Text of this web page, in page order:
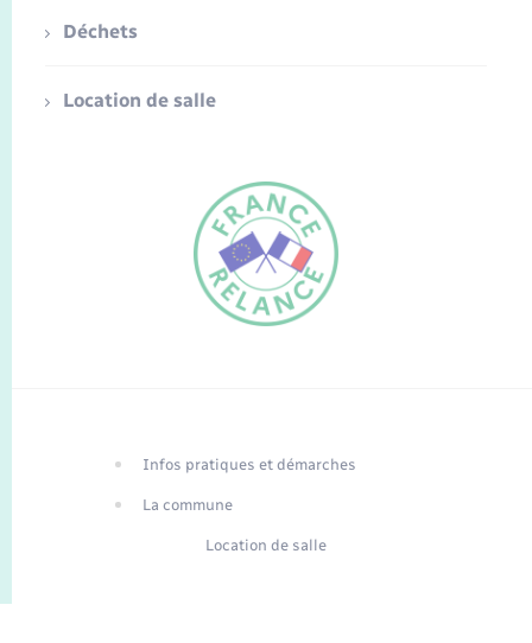
Traduction du
Déchets
Location de salle
Infos pratiques et démarches
La commune
Location de salle